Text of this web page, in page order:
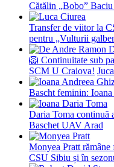
Cătălin „Bobo”
Transfer de viitor la
pentru „Vulturii
🦁 Continuitate sub
SCM U Craiova!
Bascht feminin:
Daria Toma continuă
Baschet UAV Arad
Monyea Pratt
CSU Sibiu și în